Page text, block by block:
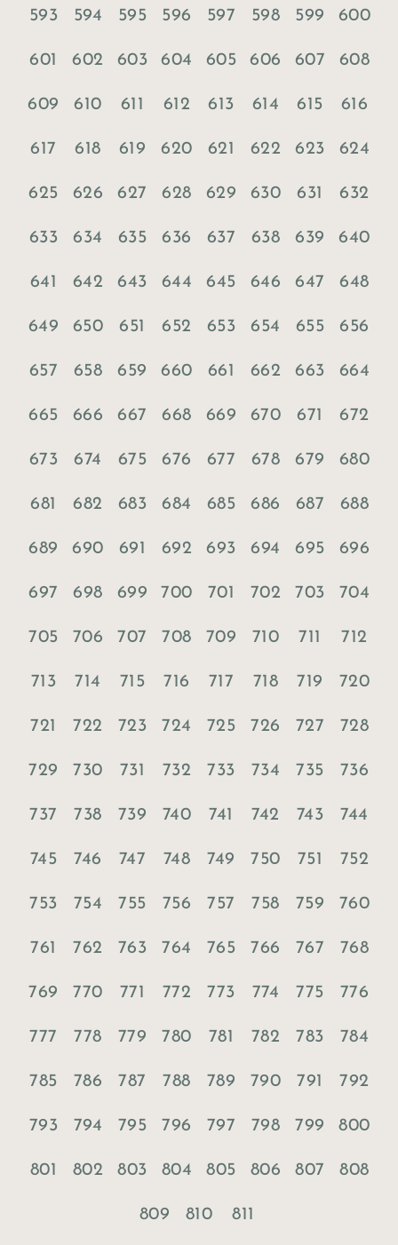
593 594 595 596 597 598 599 600
601 602 603 604 605 606 607 608
609 610 611 612 613 614 615 616
617 618 619 620 621 622 623 624
625 626 627 628 629 630 631 632
633 634 635 636 637 638 639 640
641 642 643 644 645 646 647 648
649 650 651 652 653 654 655 656
657 658 659 660 661 662 663 664
665 666 667 668 669 670 671 672
673 674 675 676 677 678 679 680
681 682 683 684 685 686 687 688
689 690 691 692 693 694 695 696
697 698 699 700 701 702 703 704
705 706 707 708 709 710 711 712
713 714 715 716 717 718 719 720
721 722 723 724 725 726 727 728
729 730 731 732 733 734 735 736
737 738 739 740 741 742 743 744
745 746 747 748 749 750 751 752
753 754 755 756 757 758 759 760
761 762 763 764 765 766 767 768
769 770 771 772 773 774 775 776
777 778 779 780 781 782 783 784
785 786 787 788 789 790 791 792
793 794 795 796 797 798 799 800
801 802 803 804 805 806 807 808
809 810 811